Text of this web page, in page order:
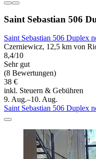
Saint Sebastian 506
Saint Sebastian 506 Duplex
Czerniewicz, 12,5 km von
8,4/10
Sehr gut
(8 Bewertungen)
38 €
inkl. Steuern & Gebühren
9. Aug.–10. Aug.
Saint Sebastian 506 Duplex